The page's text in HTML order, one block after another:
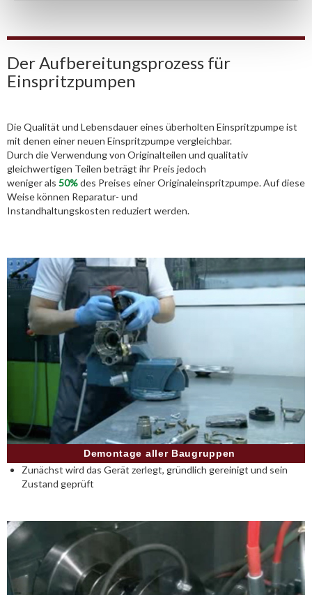
Der Aufbereitungsprozess für
Einspritzpumpen
Die Qualität und Lebensdauer eines überholten Einspritzpumpe ist
mit denen einer neuen Einspritzpumpe vergleichbar.
Durch die Verwendung von Originalteilen und qualitativ
gleichwertigen Teilen beträgt ihr Preis jedoch
weniger als 50%des Preises einer Originaleinspritzpumpe. Auf diese
Weise können Reparatur- und
Instandhaltungskosten reduziert werden.
Demontage aller Baugruppen
Zunächst wird das Gerät zerlegt, gründlich gereinigt und sein
Zustand geprüft